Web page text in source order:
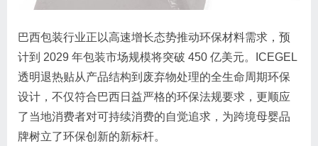
巴西包装行业正以高速增长态势推动环保材料需求，预
计到 2029 年包装市场规模将突破 450 亿美元。ICEGEL
透明退热贴从产品结构到废弃物处理的全生命周期环保
设计，不仅符合巴西日益严格的环保法规要求，更顺应
了当地消费者对可持续消费的自觉追求，为跨境母婴品
牌树立了环保创新的新标杆。